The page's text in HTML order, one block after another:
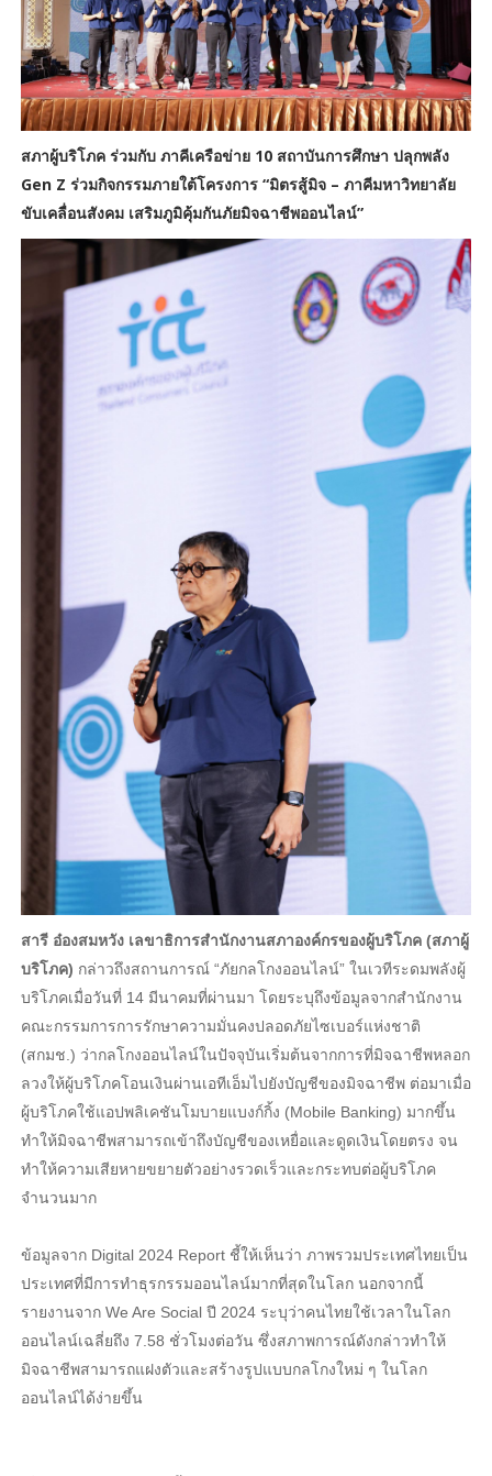
สภาผู้บริโภค ร่วมกับ ภาคีเครือข่าย 10 สถาบันการศึกษา ปลุกพลัง
Gen Z ร่วมกิจกรรมภายใต้โครงการ “มิตรสู้มิจ – ภาคีมหาวิทยาลัย
ขับเคลื่อนสังคม เสริมภูมิคุ้มกันภัยมิจฉาชีพออนไลน์”
สารี อ๋องสมหวัง เลขาธิการสำนักงานสภาองค์กรของผู้บริโภค (สภาผู้
บริโภค) กล่าวถึงสถานการณ์ “ภัยกลโกงออนไลน์” ในเวทีระดมพลังผู้
บริโภคเมื่อวันที่ 14 มีนาคมที่ผ่านมา โดยระบุถึงข้อมูลจากสำนักงาน
คณะกรรมการการรักษาความมั่นคงปลอดภัยไซเบอร์แห่งชาติ
(สกมช.) ว่ากลโกงออนไลน์ในปัจจุบันเริ่มต้นจากการที่มิจฉาชีพหลอก
ลวงให้ผู้บริโภคโอนเงินผ่านเอทีเอ็มไปยังบัญชีของมิจฉาชีพ ต่อมาเมื่อ
ผู้บริโภคใช้แอปพลิเคชันโมบายแบงก์กิ้ง (Mobile Banking) มากขึ้น
ทำให้มิจฉาชีพสามารถเข้าถึงบัญชีของเหยื่อและดูดเงินโดยตรง จน
ทำให้ความเสียหายขยายตัวอย่างรวดเร็วและกระทบต่อผู้บริโภค
จำนวนมาก
ข้อมูลจาก Digital 2024 Report ชี้ให้เห็นว่า ภาพรวมประเทศไทยเป็น
ประเทศที่มีการทำธุรกรรมออนไลน์มากที่สุดในโลก นอกจากนี้
รายงานจาก We Are Social ปี 2024 ระบุว่าคนไทยใช้เวลาในโลก
ออนไลน์เฉลี่ยถึง 7.58 ชั่วโมงต่อวัน ซึ่งสภาพการณ์ดังกล่าวทำให้
มิจฉาชีพสามารถแฝงตัวและสร้างรูปแบบกลโกงใหม่ ๆ ในโลก
ออนไลน์ได้ง่ายขึ้น